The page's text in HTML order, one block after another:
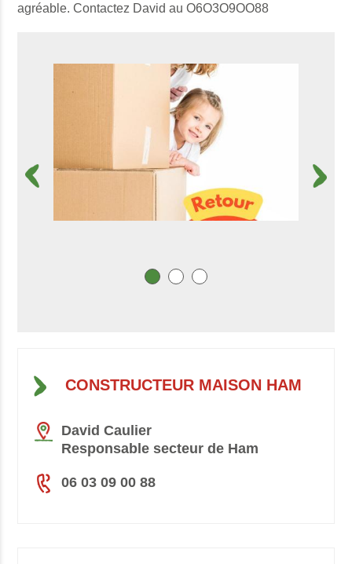
agréable. Contactez David au O6O3O9OO88
CONSTRUCTEUR MAISON HAM
David Caulier
Responsable secteur de Ham
06 03 09 00 88